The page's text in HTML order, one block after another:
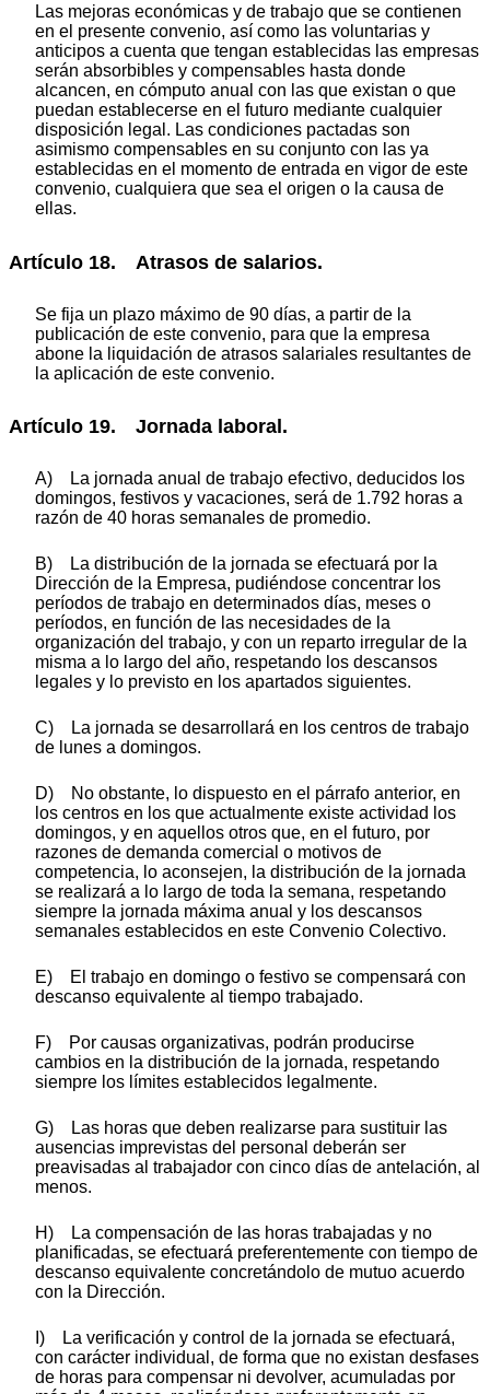
Las mejoras económicas y de trabajo que se contienen
en el presente convenio, así como las voluntarias y
anticipos a cuenta que tengan establecidas las empresas
serán absorbibles y compensables hasta donde
alcancen, en cómputo anual con las que existan o que
puedan establecerse en el futuro mediante cualquier
disposición legal. Las condiciones pactadas son
asimismo compensables en su conjunto con las ya
establecidas en el momento de entrada en vigor de este
convenio, cualquiera que sea el origen o la causa de
ellas.
Artículo 18. Atrasos de salarios.
Se fija un plazo máximo de 90 días, a partir de la
publicación de este convenio, para que la empresa
abone la liquidación de atrasos salariales resultantes de
la aplicación de este convenio.
Artículo 19. Jornada laboral.
A) La jornada anual de trabajo efectivo, deducidos los
domingos, festivos y vacaciones, será de 1.792 horas a
razón de 40 horas semanales de promedio.
B) La distribución de la jornada se efectuará por la
Dirección de la Empresa, pudiéndose concentrar los
períodos de trabajo en determinados días, meses o
períodos, en función de las necesidades de la
organización del trabajo, y con un reparto irregular de la
misma a lo largo del año, respetando los descansos
legales y lo previsto en los apartados siguientes.
C) La jornada se desarrollará en los centros de trabajo
de lunes a domingos.
D) No obstante, lo dispuesto en el párrafo anterior, en
los centros en los que actualmente existe actividad los
domingos, y en aquellos otros que, en el futuro, por
razones de demanda comercial o motivos de
competencia, lo aconsejen, la distribución de la jornada
se realizará a lo largo de toda la semana, respetando
siempre la jornada máxima anual y los descansos
semanales establecidos en este Convenio Colectivo.
E) El trabajo en domingo o festivo se compensará con
descanso equivalente al tiempo trabajado.
F) Por causas organizativas, podrán producirse
cambios en la distribución de la jornada, respetando
siempre los límites establecidos legalmente.
G) Las horas que deben realizarse para sustituir las
ausencias imprevistas del personal deberán ser
preavisadas al trabajador con cinco días de antelación, al
menos.
H) La compensación de las horas trabajadas y no
planificadas, se efectuará preferentemente con tiempo de
descanso equivalente concretándolo de mutuo acuerdo
con la Dirección.
I) La verificación y control de la jornada se efectuará,
con carácter individual, de forma que no existan desfases
de horas para compensar ni devolver, acumuladas por